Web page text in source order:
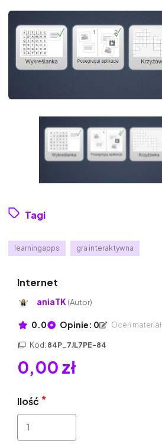
Tagi
learningapps gra interaktywna
Internet
aniaTK (Autor)
0.0 Opinie: 0 Oceń materiał
Kod: 84P_7JL7PE-84
0,00 zł
Ilość